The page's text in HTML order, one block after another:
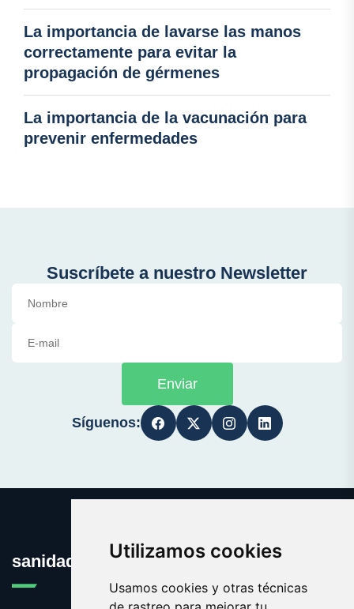
Utilizamos cookies
Usamos cookies y otras técnicas
La importancia de lavarse las manos
correctamente para evitar la
propagación de gérmenes
La importancia de la vacunación para
prevenir enfermedades
Suscríbete a nuestro Newsletter
Enviar
Síguenos:
sanidadpublica.es